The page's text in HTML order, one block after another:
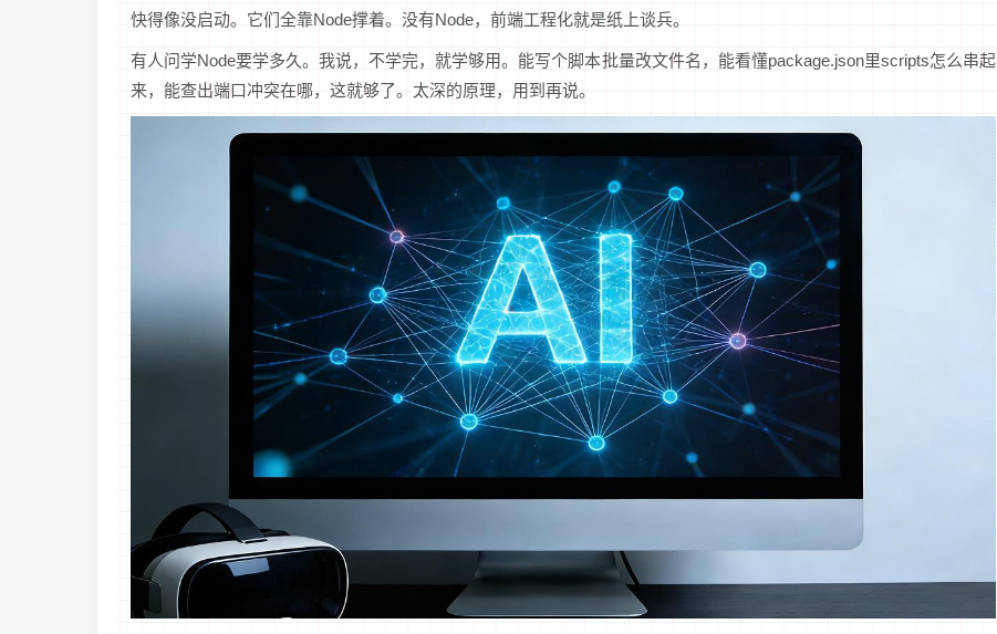
快得像没启动。它们全靠Node撑着。没有Node，前端工程化就是纸上谈兵。
有人问学Node要学多久。我说，不学完，就学够用。能写个脚本批量改文件名，能看懂package.json里scripts怎么串起
来，能查出端口冲突在哪，这就够了。太深的原理，用到再说。